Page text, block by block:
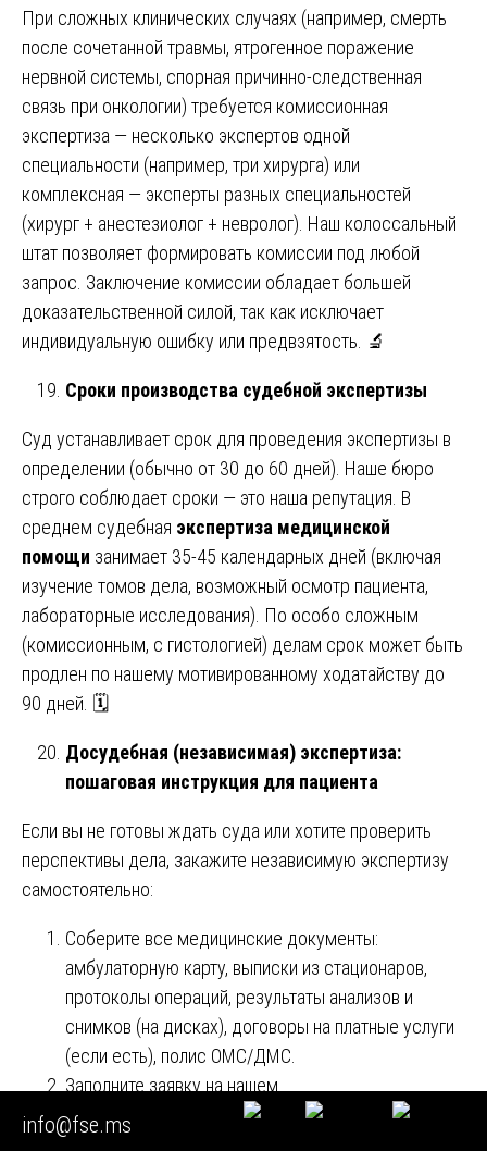
При сложных клинических случаях (например, смерть
после сочетанной травмы, ятрогенное поражение
нервной системы, спорная причинно-следственная
связь при онкологии) требуется комиссионная
экспертиза — несколько экспертов одной
специальности (например, три хирурга) или
комплексная — эксперты разных специальностей
(хирург + анестезиолог + невролог). Наш колоссальный
штат позволяет формировать комиссии под любой
запрос. Заключение комиссии обладает большей
доказательственной силой, так как исключает
индивидуальную ошибку или предвзятость. 🔬
Сроки производства судебной экспертизы
Суд устанавливает срок для проведения экспертизы в
определении (обычно от 30 до 60 дней). Наше бюро
строго соблюдает сроки — это наша репутация. В
среднем судебная экспертиза медицинской
помощи занимает 35-45 календарных дней (включая
изучение томов дела, возможный осмотр пациента,
лабораторные исследования). По особо сложным
(комиссионным, с гистологией) делам срок может быть
продлен по нашему мотивированному ходатайству до
90 дней. 🗓️
Досудебная (независимая) экспертиза:
пошаговая инструкция для пациента
Если вы не готовы ждать суда или хотите проверить
перспективы дела, закажите независимую экспертизу
самостоятельно:
Соберите все медицинские документы:
амбулаторную карту, выписки из стационаров,
протоколы операций, результаты анализов и
снимков (на дисках), договоры на платные услуги
(если есть), полис ОМС/ДМС.
Заполните заявку на нашем
сайте:
https://medeksp.ru/
Заключите договор (в электронном виде).
info@fse.ms